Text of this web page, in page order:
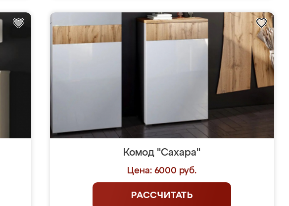
Комод "Сахара"
Цена: 6000 руб.
РАССЧИТАТЬ